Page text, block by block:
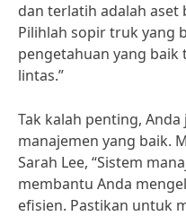
dan terlatih adalah
Pilihlah sopir truk yang
pengetahuan yang
lintas.”
Tak kalah penting,
manajemen yang baik.
Sarah Lee, “Sistem
membantu Anda
efisien. Pastikan untuk